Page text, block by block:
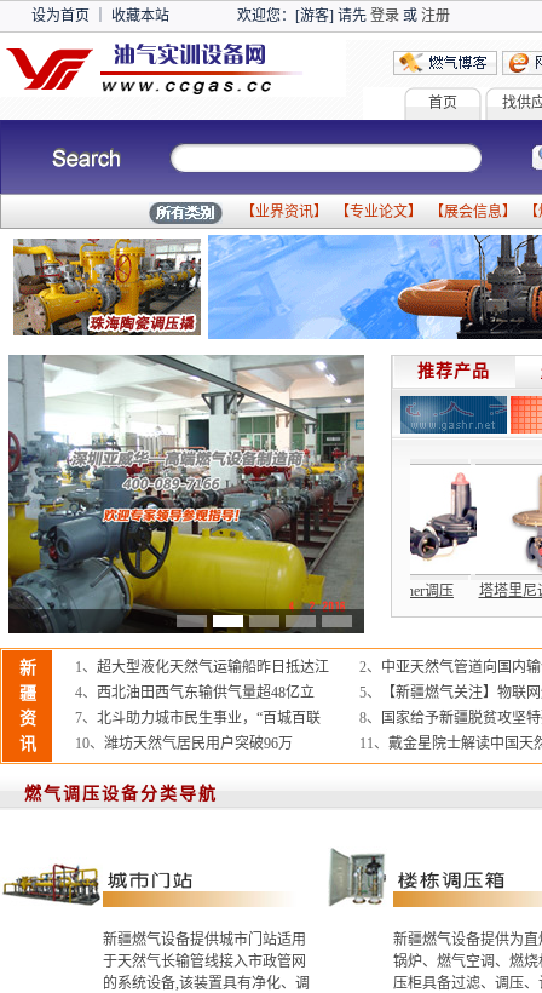
设为首页 收藏本站 欢迎您：[游客] 请先 登录或 注册
首页 找供
【业界资讯】 【专业论文】 【展会信息】 【
推荐产品
楼栋调压箱 直燃式调压箱 德国RMG调压器 美国fisher调压 塔塔里
新
疆
资
讯
1、 超大型液化天然气运输船昨日抵达江 2、 中亚天然气管道向国内
4、 西北油田西气东输供气量超48亿立 5、
【新疆燃气关注】物联
7、 北斗助力城市民生事业，“百城百联 8、
国家给予新疆脱贫攻坚
10、 潍坊天然气居民用户突破96万 11、 戴金星院士解读中国天
燃气调压设备分类导航
新疆燃气设备提供城市门站适用
于天然气长输管线接入市政管网
的系统设备,该装置具有净化、调
新疆燃气设备提供为
锅炉、燃气空调、燃
压柜具备过滤、调压